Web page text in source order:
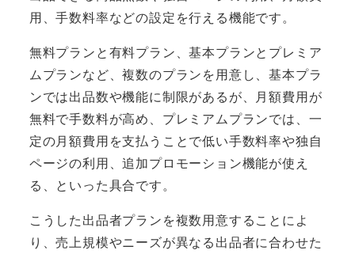
用、手数料率などの設定を行える機能です。
無料プランと有料プラン、基本プランとプレミア
ムプランなど、複数のプランを用意し、基本プラ
ンでは出品数や機能に制限があるが、月額費用が
無料で手数料が高め、プレミアムプランでは、一
定の月額費用を支払うことで低い手数料率や独自
ページの利用、追加プロモーション機能が使え
る、といった具合です。
こうした出品者プランを複数用意することによ
り、売上規模やニーズが異なる出品者に合わせた